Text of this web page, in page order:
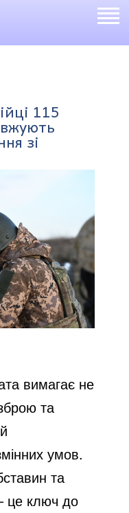
115
зі
вимагає не
та
умов.
та
це ключ до